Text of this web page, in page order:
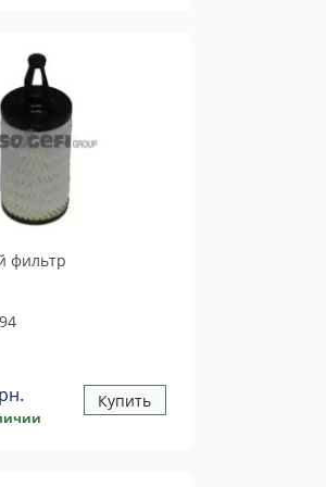
фильтр
Купить